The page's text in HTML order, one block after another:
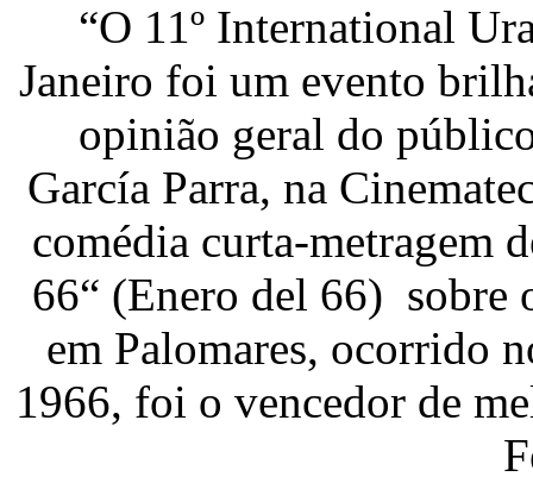
“O 11º International
Janeiro foi um evento
opinião geral do
García Parra, na
comédia curta-metragem
66“ (Enero del 66) sobre
em Palomares, ocorrido
1966, foi o vencedor de